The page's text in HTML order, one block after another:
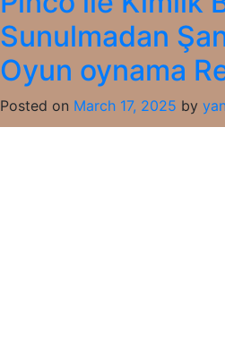
Sunulmadan
Oyun oynama
Posted on March 17, 2025 by